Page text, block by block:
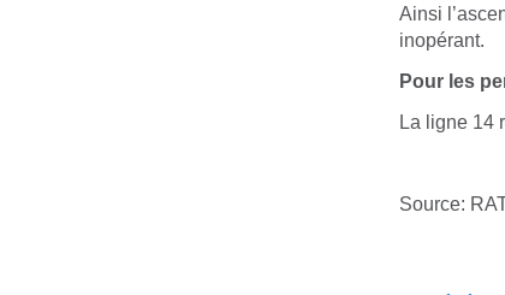
Ainsi
inopérant.
Pour les
La ligne 14
Source: